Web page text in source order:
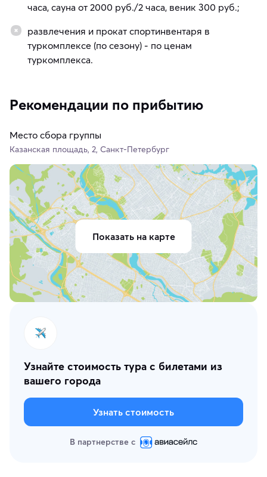
часа, сауна от 2000 руб./2 часа, веник 300 руб.;
развлечения и прокат спортинвентаря в
туркомплексе (по сезону) - по ценам
туркомплекса.
Рекомендации по прибытию
Место сбора группы
Казанская площадь, 2, Санкт-Петербург
Показать на карте
Узнайте стоимость тура с билетами из
вашего города
Узнать стоимость
В партнерстве с